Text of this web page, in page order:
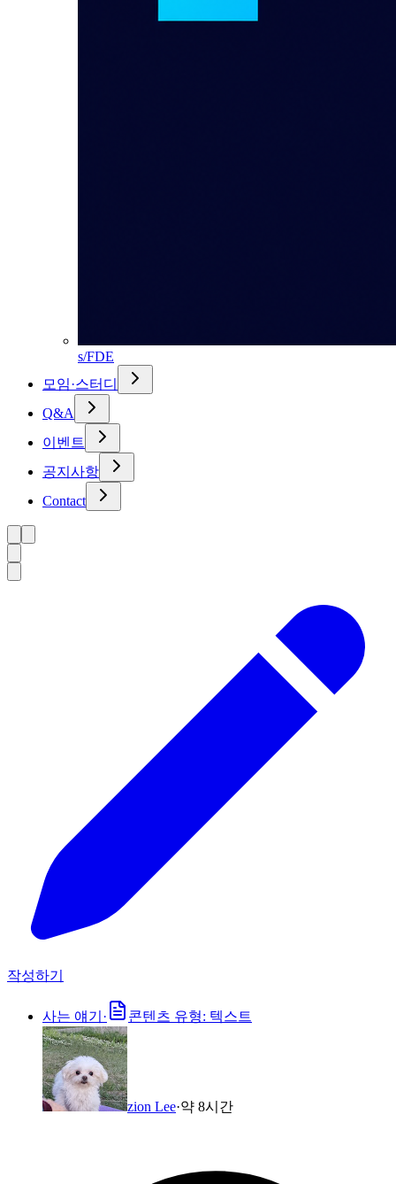
s/FDE
모임·스터디
Q&A
이벤트
공지사항
Contact
작성하기
사는 얘기 · 콘텐츠 유형: 텍스트
zion Lee·약 8시간